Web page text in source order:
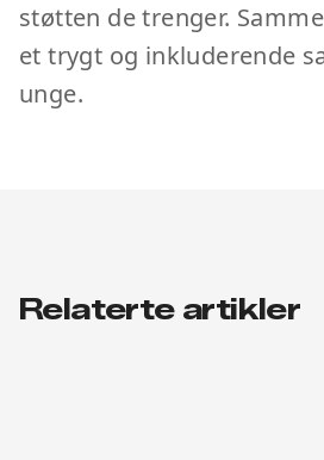
støtten de trenger.
et trygt og inkluderende
unge.
Relaterte artikler